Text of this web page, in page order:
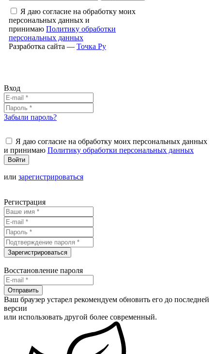
Я даю согласие на обработку моих
персональных данных и
принимаю Политику обработки
персональных данных
Разработка сайта — Точка Ру
Вход
Забыли пароль?
Я даю согласие на обработку моих персональных данных
и принимаю Политику обработки персональных данных
Войти
или зарегистрироваться
Регистрация
Зарегистрироваться
Восстановление пароля
Отправить
Ваш браузер устарел рекомендуем обновить его до последней
версии
или использовать другой более современный.